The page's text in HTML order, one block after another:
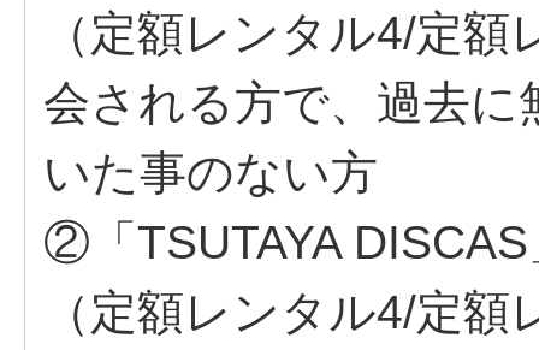
（定額レンタル4/定
会される方で、過去
いた事のない方
②「TSUTAYA
（定額レンタル4/定